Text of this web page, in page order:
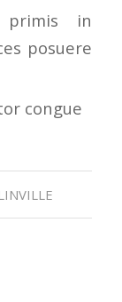
primis in
posuere
congue